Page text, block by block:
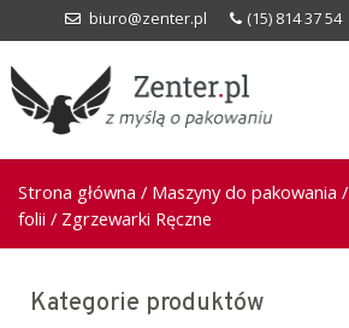
biuro@zenter.pl (15) 814 37 54
Strona główna / Maszyny do pakowania /
folii / Zgrzewarki Ręczne
Kategorie produktów